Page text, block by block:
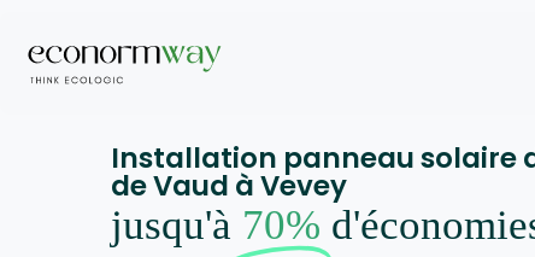
Installation panneau solaire
de Vaud à Vevey
jusqu'à 70%